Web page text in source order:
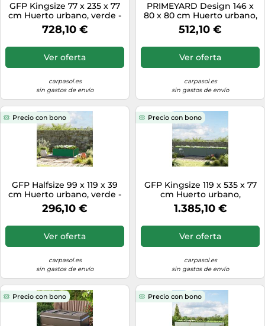
GFP Kingsize 77 x 235 x 77
cm Huerto urbano, verde -
(GFPV00355)
728,10 €
Ver oferta
carpasol.es
sin gastos de envío
PRIMEYARD Design 146 x
80 x 80 cm Huerto urbano,
acero corten, aspecto
óxido, con base perforada -
512,10 €
Ver oferta
carpasol.es
sin gastos de envío
Precio con bono
GFP Halfsize 99 x 119 x 39
cm Huerto urbano, verde -
(GFPV00500)
296,10 €
Ver oferta
carpasol.es
sin gastos de envío
Precio con bono
GFP Kingsize 119 x 535 x 77
cm Huerto urbano,
antracita - (GFPV00457)
1.385,10 €
Ver oferta
carpasol.es
sin gastos de envío
Precio con bono Precio con bono